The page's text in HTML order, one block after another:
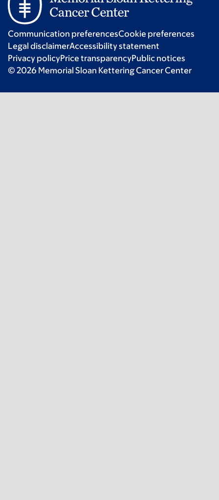
Communication preferencesCookie preferences
Legal disclaimerAccessibility statement
Privacy policyPrice transparencyPublic notices
© 2026 Memorial Sloan Kettering Cancer Center